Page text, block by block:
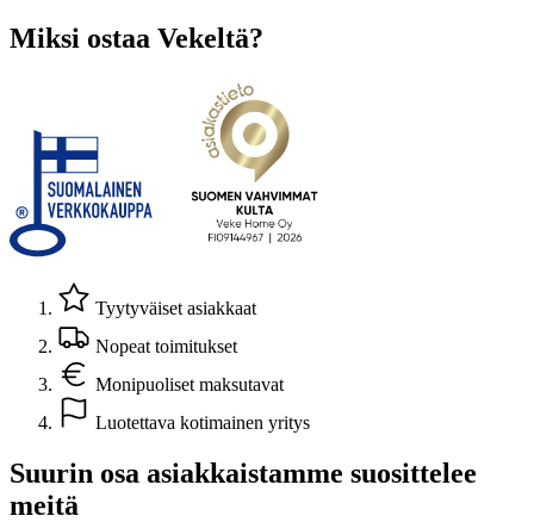
Miksi ostaa Vekeltä?
Tyytyväiset asiakkaat
Nopeat toimitukset
Monipuoliset maksutavat
Luotettava kotimainen yritys
Suurin osa asiakkaistamme suosittelee
meitä